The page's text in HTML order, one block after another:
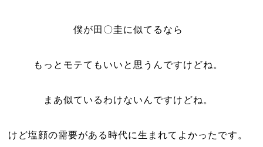
僕が田〇圭に似てるなら
もっとモテてもいいと思うんですけどね。
まあ似ているわけないんですけどね。
けど塩顔の需要がある時代に生まれてよかったです。